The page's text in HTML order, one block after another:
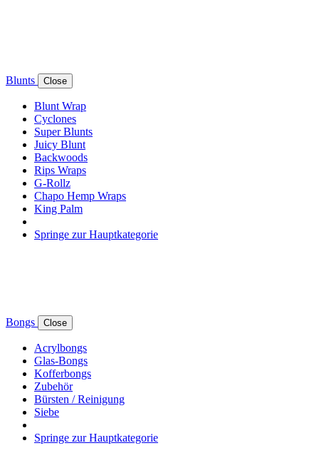
Blunts Close
Blunt Wrap
Cyclones
Super Blunts
Juicy Blunt
Backwoods
Rips Wraps
G-Rollz
Chapo Hemp Wraps
King Palm
Springe zur Hauptkategorie
Bongs Close
Acrylbongs
Glas-Bongs
Kofferbongs
Zubehör
Bürsten / Reinigung
Siebe
Springe zur Hauptkategorie